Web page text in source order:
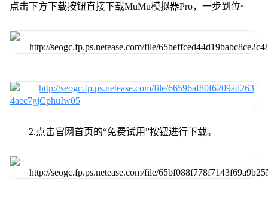
点击下方下载按钮直接下载MuMu模拟器Pro，一步到位~
2.点击官网首页的“免费试用”按钮进行下载。